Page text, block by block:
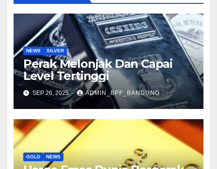
NEWS SILVER
Perak Melonjak Dan Capai
Level Tertinggi
SEP 26, 2025 ADMIN_BPF_BANDUNG
GOLD NEWS